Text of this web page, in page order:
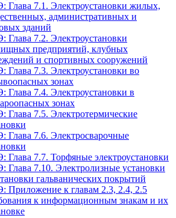
Глава 7.1. Электроустановки жилых,
административных и
зданий
Глава 7.2. Электроустановки
предприятий, клубных
и спортивных сооружений
Глава 7.3. Электроустановки во
зонах
Глава 7.4. Электроустановки в
зонах
Глава 7.5. Электротермические
Глава 7.6. Электросварочные
Глава 7.7. Торфяные электроустановки
Глава 7.10. Электролизные установки
гальванических покрытий
Приложение к главам 2.3, 2.4, 2.5
к информационным знакам и их